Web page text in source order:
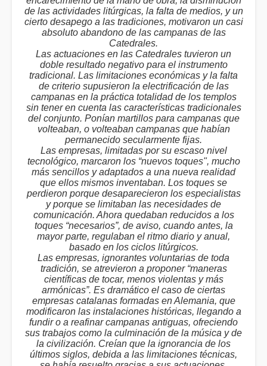
de las actividades litúrgicas, la falta de medios, y un
cierto desapego a las tradiciones, motivaron un casi
absoluto abandono de las campanas de las
Catedrales.
Las actuaciones en las Catedrales tuvieron un
doble resultado negativo para el instrumento
tradicional. Las limitaciones económicas y la falta
de criterio supusieron la electrificación de las
campanas en la práctica totalidad de los templos
sin tener en cuenta las características tradicionales
del conjunto. Ponían martillos para campanas que
volteaban, o volteaban campanas que habían
permanecido secularmente fijas.
Las empresas, limitadas por su escaso nivel
tecnológico, marcaron los “nuevos toques", mucho
más sencillos y adaptados a una nueva realidad
que ellos mismos inventaban. Los toques se
perdieron porque desaparecieron los especialistas
y porque se limitaban las necesidades de
comunicación. Ahora quedaban reducidos a los
toques “necesarios”, de aviso, cuando antes, la
mayor parte, regulaban el ritmo diario y anual,
basado en los ciclos litúrgicos.
Las empresas, ignorantes voluntarias de toda
tradición, se atrevieron a proponer “maneras
científicas de tocar, menos violentas y más
armónicas”. Es dramático el caso de ciertas
empresas catalanas formadas en Alemania, que
modificaron las instalaciones históricas, llegando a
fundir o a reafinar campanas antiguas, ofreciendo
sus trabajos como la culminación de la música y de
la civilización. Creían que la ignorancia de los
últimos siglos, debida a las limitaciones técnicas,